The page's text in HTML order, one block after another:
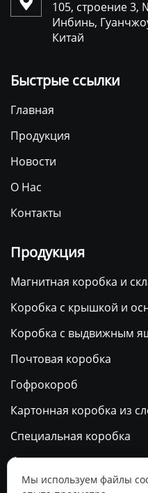
105, строение 3,
Инбинь,
Китай
Быстрые ссылки
Главная
Продукция
Новости
О Нас
Контакты
Продукция
Магнитная коробка и
Коробка с крышкой и
Коробка с выдвижным
Почтовая коробка
Гофрокороб
Картонная коробка из
Специальная коробка
бумажный пакет
Календарь
Мы используем файлы